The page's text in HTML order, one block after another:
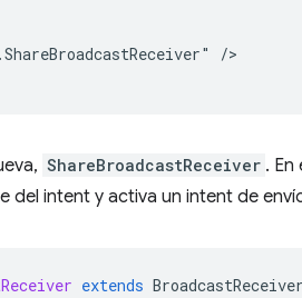
/>
ShareBroadcastReceiver . En
del intent y activa un intent de
extends BroadcastReceiver